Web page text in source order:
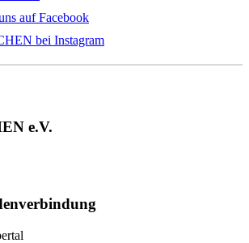
auf Facebook
bei Instagram
e.V.